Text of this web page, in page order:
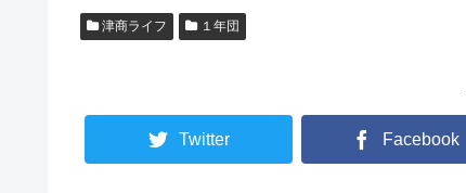
津商ライフ １年団
Twitter Facebook